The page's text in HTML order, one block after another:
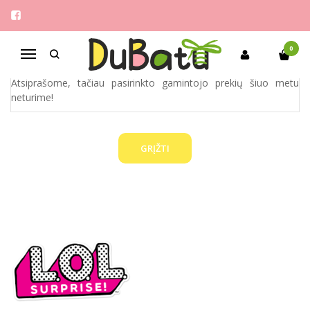
Navigacija
0
LOL
Pagrindinis Pirkite pagal gamintoją LOL
Atsiprašome, tačiau pasirinkto gamintojo prekių šiuo metu
neturime!
GRĮŽTI